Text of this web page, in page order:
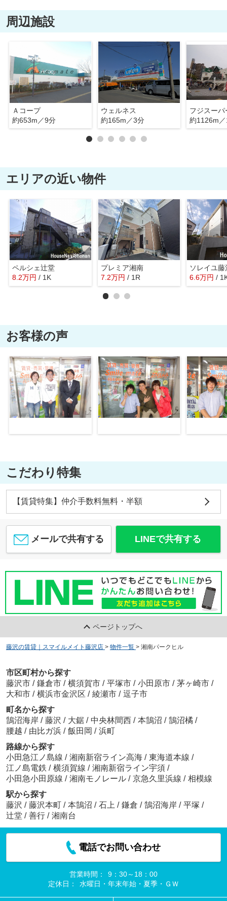
周辺施設
Ａコープ
約653m／9分
ウェルネス
約165m／3分
フジスー
約1126m
エリアの近い物件
ペルシェ辻堂
8.2万円 / 1K
プレミア湘南
7.2万円 / 1R
ソレイユ藤
6.6万円 /
お客様の声
こだわり特集
【賃貸特集】仲介手数料無料・半額
メールで共有する LINEで共有する
ページトップへ
藤沢の賃貸｜スマイルメイト藤沢店 > 物件一覧 > 湘南パークヒル
市区町村から探す
藤沢市 / 鎌倉市 / 横須賀市 / 平塚市 / 小田原市 / 茅ヶ崎市 /
大和市 / 横浜市金沢区 / 綾瀬市 / 逗子市
町名から探す
鵠沼海岸 / 藤沢 / 大鋸 / 中央林間西 / 本鵠沼 / 鵠沼橘 /
腰越 / 由比ガ浜 / 飯田岡 / 浜町
路線から探す
小田急江ノ島線 / 湘南新宿ライン高海 / 東海道本線 /
江ノ島電鉄 / 横須賀線 / 湘南新宿ライン宇須 /
小田急小田原線 / 湘南モノレール / 京急久里浜線 / 相模線
駅から探す
藤沢 / 藤沢本町 / 本鵠沼 / 石上 / 鎌倉 / 鵠沼海岸 / 平塚 /
辻堂 / 善行 / 湘南台
電話でお問い合わせ
営業時間：
9：30～18：00
定休日：
水曜日・年末年始・夏季・ＧＷ